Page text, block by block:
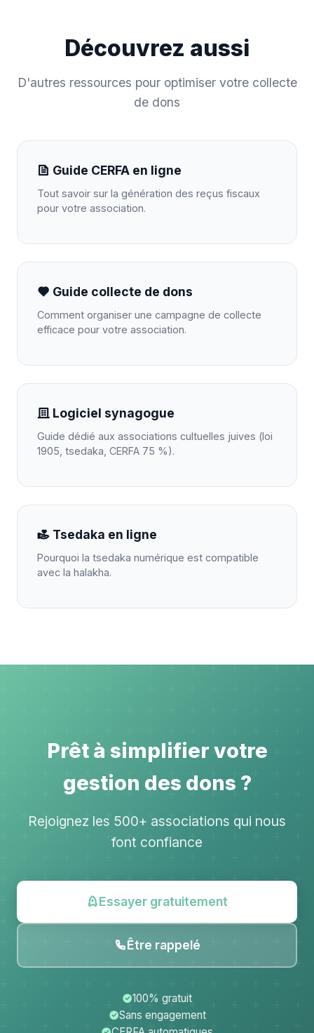
Découvrez aussi
D'autres ressources pour optimiser votre collecte
de dons
Guide CERFA en ligne
Tout savoir sur la génération des reçus fiscaux
pour votre association.
Guide collecte de dons
Comment organiser une campagne de collecte
efficace pour votre association.
Logiciel synagogue
Guide dédié aux associations cultuelles juives (loi
1905, tsedaka, CERFA 75 %).
Tsedaka en ligne
Pourquoi la tsedaka numérique est compatible
avec la halakha.
Prêt à simplifier votre
gestion des dons ?
Rejoignez les 500+ associations qui nous
font confiance
Essayer gratuitement
Être rappelé
100% gratuit
Sans engagement